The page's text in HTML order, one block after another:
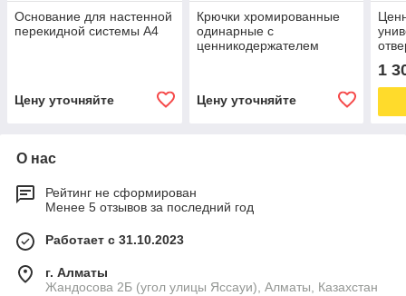
Основание для настенной
перекидной системы А4
Цену уточняйте
Крючки хромированные
одинарные с
ценникодержателем
Цену уточняйте
1
О нас
Рейтинг не сформирован
Менее 5 отзывов за последний год
Работает с 31.10.2023
г. Алматы
Жандосова 2Б (угол улицы Яссауи), Алматы, Казахстан